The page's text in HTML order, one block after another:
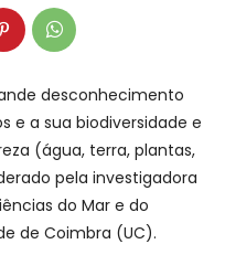
desconhecimento
e a sua biodiversidade e
(água, terra, plantas,
pela investigadora
do Mar e do
de Coimbra (UC).